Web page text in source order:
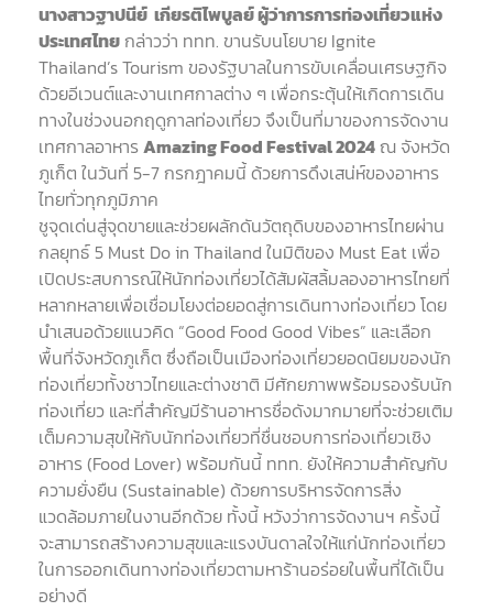
นางสาวฐาปนีย์ เกียรติไพบูลย์ ผู้ว่าการการท่องเที่ยวแห่ง
ประเทศไทยกล่าวว่า ททท. ขานรับนโยบาย Ignite
Thailand’s Tourism ของรัฐบาลในการขับเคลื่อนเศรษฐกิจ
ด้วยอีเวนต์และงานเทศกาลต่าง ๆ เพื่อกระตุ้นให้เกิดการเดิน
ทางในช่วงนอกฤดูกาลท่องเที่ยว จึงเป็นที่มาของการจัดงาน
เทศกาลอาหารAmazing Food Festival 2024ณ จังหวัด
ภูเก็ต ในวันที่ 5-7 กรกฎาคมนี้ ด้วยการดึงเสน่ห์ของอาหาร
ไทยทั่วทุกภูมิภาค
ชูจุดเด่นสู่จุดขายและช่วยผลักดันวัตถุดิบของอาหารไทยผ่าน
กลยุทธ์ 5 Must Do in Thailand ในมิติของ Must Eat เพื่อ
เปิดประสบการณ์ให้นักท่องเที่ยวได้สัมผัสลิ้มลองอาหารไทยที่
หลากหลายเพื่อเชื่อมโยงต่อยอดสู่การเดินทางท่องเที่ยว โดย
นำเสนอด้วยแนวคิด “Good Food Good Vibes” และเลือก
พื้นที่จังหวัดภูเก็ต ซึ่งถือเป็นเมืองท่องเที่ยวยอดนิยมของนัก
ท่องเที่ยวทั้งชาวไทยและต่างชาติ มีศักยภาพพร้อมรองรับนัก
ท่องเที่ยว และที่สำคัญมีร้านอาหารชื่อดังมากมายที่จะช่วยเติม
เต็มความสุขให้กับนักท่องเที่ยวที่ชื่นชอบการท่องเที่ยวเชิง
อาหาร (Food Lover) พร้อมกันนี้ ททท. ยังให้ความสำคัญกับ
ความยั่งยืน (Sustainable) ด้วยการบริหารจัดการสิ่ง
แวดล้อมภายในงานอีกด้วย ทั้งนี้ หวังว่าการจัดงานฯ ครั้งนี้
จะสามารถสร้างความสุขและแรงบันดาลใจให้แก่นักท่องเที่ยว
ในการออกเดินทางท่องเที่ยวตามหาร้านอร่อยในพื้นที่ได้เป็น
อย่างดี